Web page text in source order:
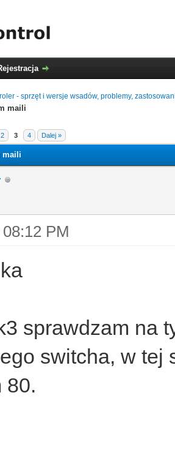
- sprzęt i wersje wsadów, problemy,
maili
2 3 4 Dalej »
maili
PM
sprawdzam na
switcha, w tej
80.